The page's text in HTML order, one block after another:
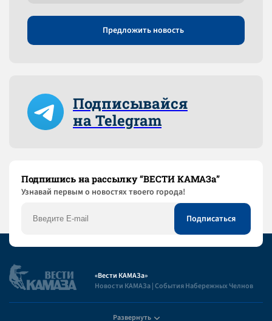
Предложить новость
Подписывайся
на Telegram
Подпишись на рассылку “ВЕСТИ КАМАЗа”
Узнaвай первым о новостях твоего города!
«Вести КАМАЗа»
Новости КАМАЗа | События Набережных Челнов
Развернуть